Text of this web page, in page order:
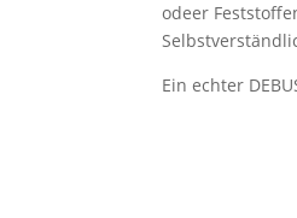
odeer
Ein echter